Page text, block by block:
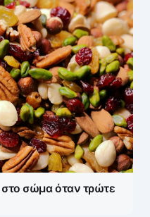
στο σώμα όταν τρώτε